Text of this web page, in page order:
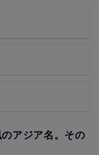
アジア名。その